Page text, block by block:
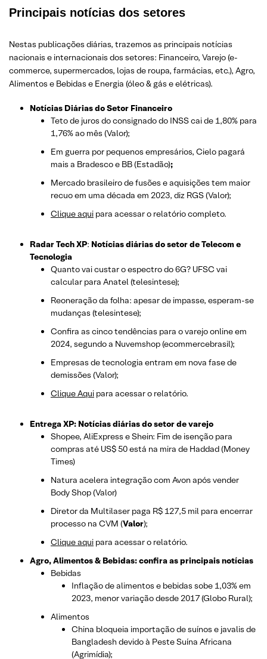
Principais notícias dos setores
Nestas publicações diárias, trazemos as principais notícias
nacionais e internacionais dos setores: Financeiro, Varejo(e-
commerce, supermercados, lojas de roupa, farmácias, etc.), Agro,
Alimentos e Bebidas e Energia (óleo & gás e elétricas).
Notícias Diárias do Setor Financeiro
Teto de juros do consignado do INSS cai de 1,80% para
1,76% ao mês (Valor);
Em guerra por pequenos empresários, Cielo pagará
mais a Bradesco e BB (Estadão);
Mercado brasileiro de fusões e aquisições tem maior
recuo em uma década em 2023, diz RGS (Valor);
Clique aqui para acessar o relatório completo.
Radar Tech XP: Notícias diárias do setor de Telecom e
Tecnologia
Quanto vai custar o espectro do 6G? UFSC vai
calcular para Anatel (telesintese);
Reoneração da folha: apesar de impasse, esperam-se
mudanças (telesintese);
Confira as cinco tendências para o varejo online em
2024, segundo a Nuvemshop (ecommercebrasil);
Empresas de tecnologia entram em nova fase de
demissões (Valor);
Clique Aqui para acessar o relatório.
Entrega XP: Notícias diárias do setor de varejo
Shopee, AliExpress e Shein: Fim de isenção para
compras até US$ 50 está na mira de Haddad (Money
Times)
Natura acelera integração com Avon após vender
Body Shop (Valor)
Diretor da Multilaser paga R$ 127,5 mil para encerrar
processo na CVM (Valor);
Clique aqui para acessar o relatório.
Agro, Alimentos & Bebidas: confira as principais notícias
Bebidas
Inflação de alimentos e bebidas sobe 1,03% em
2023, menor variação desde 2017 (Globo Rural);
Alimentos
China bloqueia importação de suínos e javalis de
Bangladesh devido à Peste Suína Africana
(Agrimídia);